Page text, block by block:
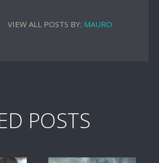
VIEW ALL POSTS BY: MAURO
POSTS